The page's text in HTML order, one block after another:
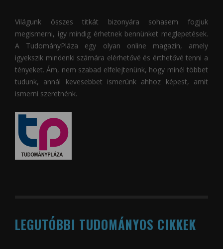
Világunk összes titkát bizonyára sohasem fogjuk
megismerni, így mindig érhetnek bennünket meglepetések.
A TudományPláza egy olyan online magazin, amely
igyekszik mindenki számára elérhetővé és érthetővé tenni a
tényeket. Ám, nem szabad elfelejtenünk, hogy minél többet
tudunk, annál kevesebbet ismerünk ahhoz képest, amit
ismerni szeretnénk.
LEGUTÓBBI TUDOMÁNYOS CIKKEK